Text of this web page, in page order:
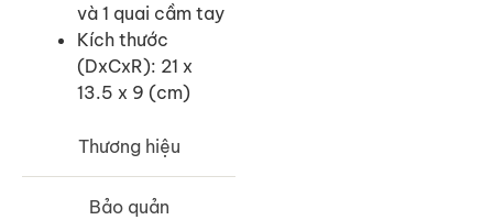
Thương hiệu
Bảo quản
và 1 quai cầm tay
Kích thước
(DxCxR): 21 x
13.5 x 9 (cm)